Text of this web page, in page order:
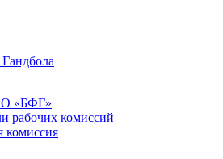
«БФГ»
рабочих комиссий
комиссия